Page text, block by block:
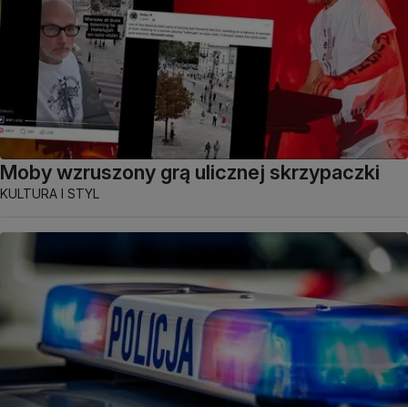
Moby wzruszony grą ulicznej skrzypaczki
KULTURA I STYL